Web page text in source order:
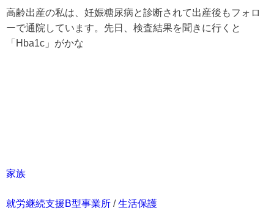
高齢出産の私は、妊娠糖尿病と診断されて出産後もフォロ
ーで通院しています。先日、検査結果を聞きに行くと
「Hba1c」がかな
家族
就労継続支援B型事業所 /生活保護